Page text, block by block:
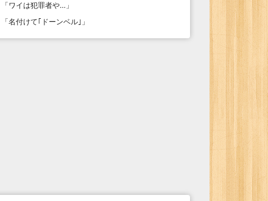
「ワイは犯罪者や… 」
「名付けて｢ドーンベル｣ 」